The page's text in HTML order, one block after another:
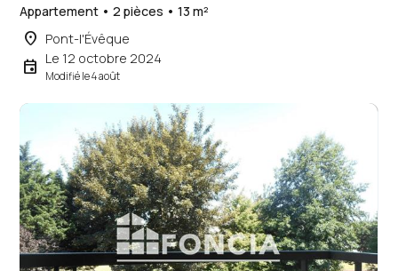
Appartement • 2 pièces • 13 m²
place Pont-l'Évêque
event Le 12 octobre 2024
Modifié le 4 août